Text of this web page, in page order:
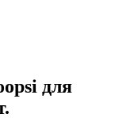
для